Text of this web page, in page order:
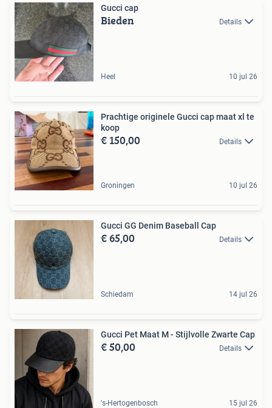
Gucci cap
Bieden Details
Heel 10 jul 26
Prachtige originele Gucci cap maat xl te
koop
€ 150,00 Details
Groningen 10 jul 26
Gucci GG Denim Baseball Cap
€ 65,00 Details
Schiedam 14 jul 26
Gucci Pet Maat M - Stijlvolle Zwarte Cap
€ 50,00 Details
's-Hertogenbosch 15 jul 26